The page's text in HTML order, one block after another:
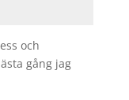
och
gång jag